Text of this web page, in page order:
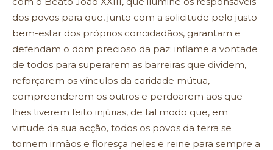
dos povos para que, junto com a solicitude pelo justo
bem-estar dos próprios concidadãos, garantam e
defendam o dom precioso da paz; inflame a vontade
de todos para superarem as barreiras que dividem,
reforçarem os vínculos da caridade mútua,
compreenderem os outros e perdoarem aos que
lhes tiverem feito injúrias, de tal modo que, em
virtude da sua acção, todos os povos da terra se
tornem irmãos e floresça neles e reine para sempre a